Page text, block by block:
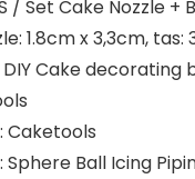
/ Set Cake Nozzle +
1.8cm x 3,3cm, tas:
DIY Cake decorating
Caketools
Sphere Ball Icing